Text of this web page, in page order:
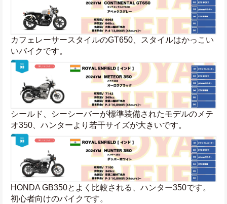
カフェレーサースタイルのGT650、スタイルはかっこい
いバイクです。
シールド、シーシーバーが標準装備されたモデルのメテ
オ350、ハンターより若干サイズが大きいです。
HONDA GB350とよく比較される、ハンター350です。
初心者向けのバイクです。